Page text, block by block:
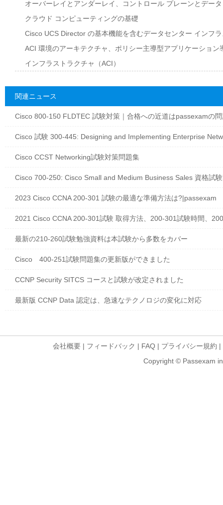
オーバーレイとアンダーレイ、コントロール プレーンとデー
クラウド コンピューティングの基礎
Cisco UCS Director の基本機能を含むデータセンター インフ
ACI 環境のアーキテクチャ、ポリシー主導型アプリケーショ
インフラストラクチャ（ACI）
関連ニュース
Cisco 800-150 FLDTEC 試験対策｜合格への近道はpassexamの
Cisco 試験 300-445: Designing and Implementing Enterprise
Cisco CCST Networking試験対策問題集
Cisco 700-250: Cisco Small and Medium Business Sales 資格試
2023 Cisco CCNA 200-301 試験の最適な準備方法は?|passexam
2021 Cisco CCNA 200-301試験 取得方法、200-301試験時間、
最新の210-260試験勉強資料は本試験から多数をカバー
Cisco 400-251試験問題集の更新版ができました
CCNP Security SITCS コースと試験が改定されました
最新版 CCNP Data 認定は、急速なテクノロジの変化に対応
会社概要 | フィードバック | FAQ | プライバシー規約 |
Copyright © Passexam